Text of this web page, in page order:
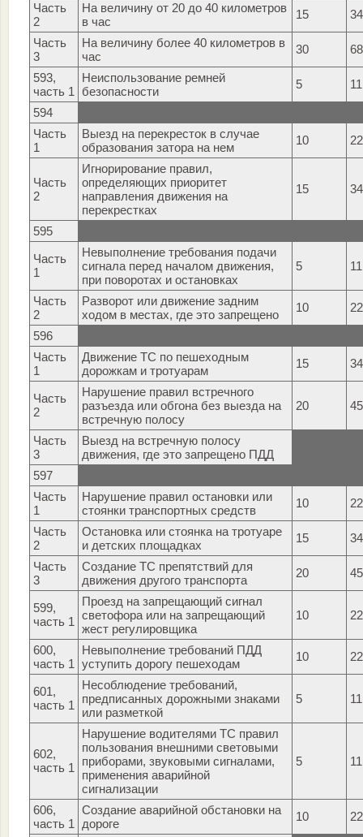
Часть
2
На величину от 20 до 40 километров
в час
15
Часть
3
На величину более 40 километров в
час
30
593,
часть 1
Неиспользование ремней
безопасности
5
594
Часть
1
Выезд на перекресток в случае
образования затора на нем
10
Часть
2
Игнорирование правил,
определяющих приоритет
направления движения на
перекрестках
15
595
Часть
1
Невыполнение требования подачи
сигнала перед началом движения,
при поворотах и остановках
5
Часть
2
Разворот или движение задним
ходом в местах, где это запрещено
10
596
Часть
1
Движение ТС по пешеходным
дорожкам и тротуарам
15
Часть
2
Нарушение правил встречного
разъезда или обгона без выезда на
встречную полосу
20
Часть
3
Выезд на встречную полосу
движения, где это запрещено ПДД
597
Часть
1
Нарушение правил остановки или
стоянки транспортных средств
10
Часть
2
Остановка или стоянка на тротуаре
и детских площадках
15
Часть
3
Создание ТС препятствий для
движения другого транспорта
20
599,
часть 1
Проезд на запрещающий сигнал
светофора или на запрещающий
жест регулировщика
10
600,
часть 1
Невыполнение требований ПДД
уступить дорогу пешеходам
10
601,
часть 1
Несоблюдение требований,
предписанных дорожными знаками
или разметкой
5
602,
часть 1
Нарушение водителями ТС правил
пользования внешними световыми
приборами, звуковыми сигналами,
применения аварийной
сигнализации
5
606,
часть 1
Создание аварийной обстановки на
дороге
10